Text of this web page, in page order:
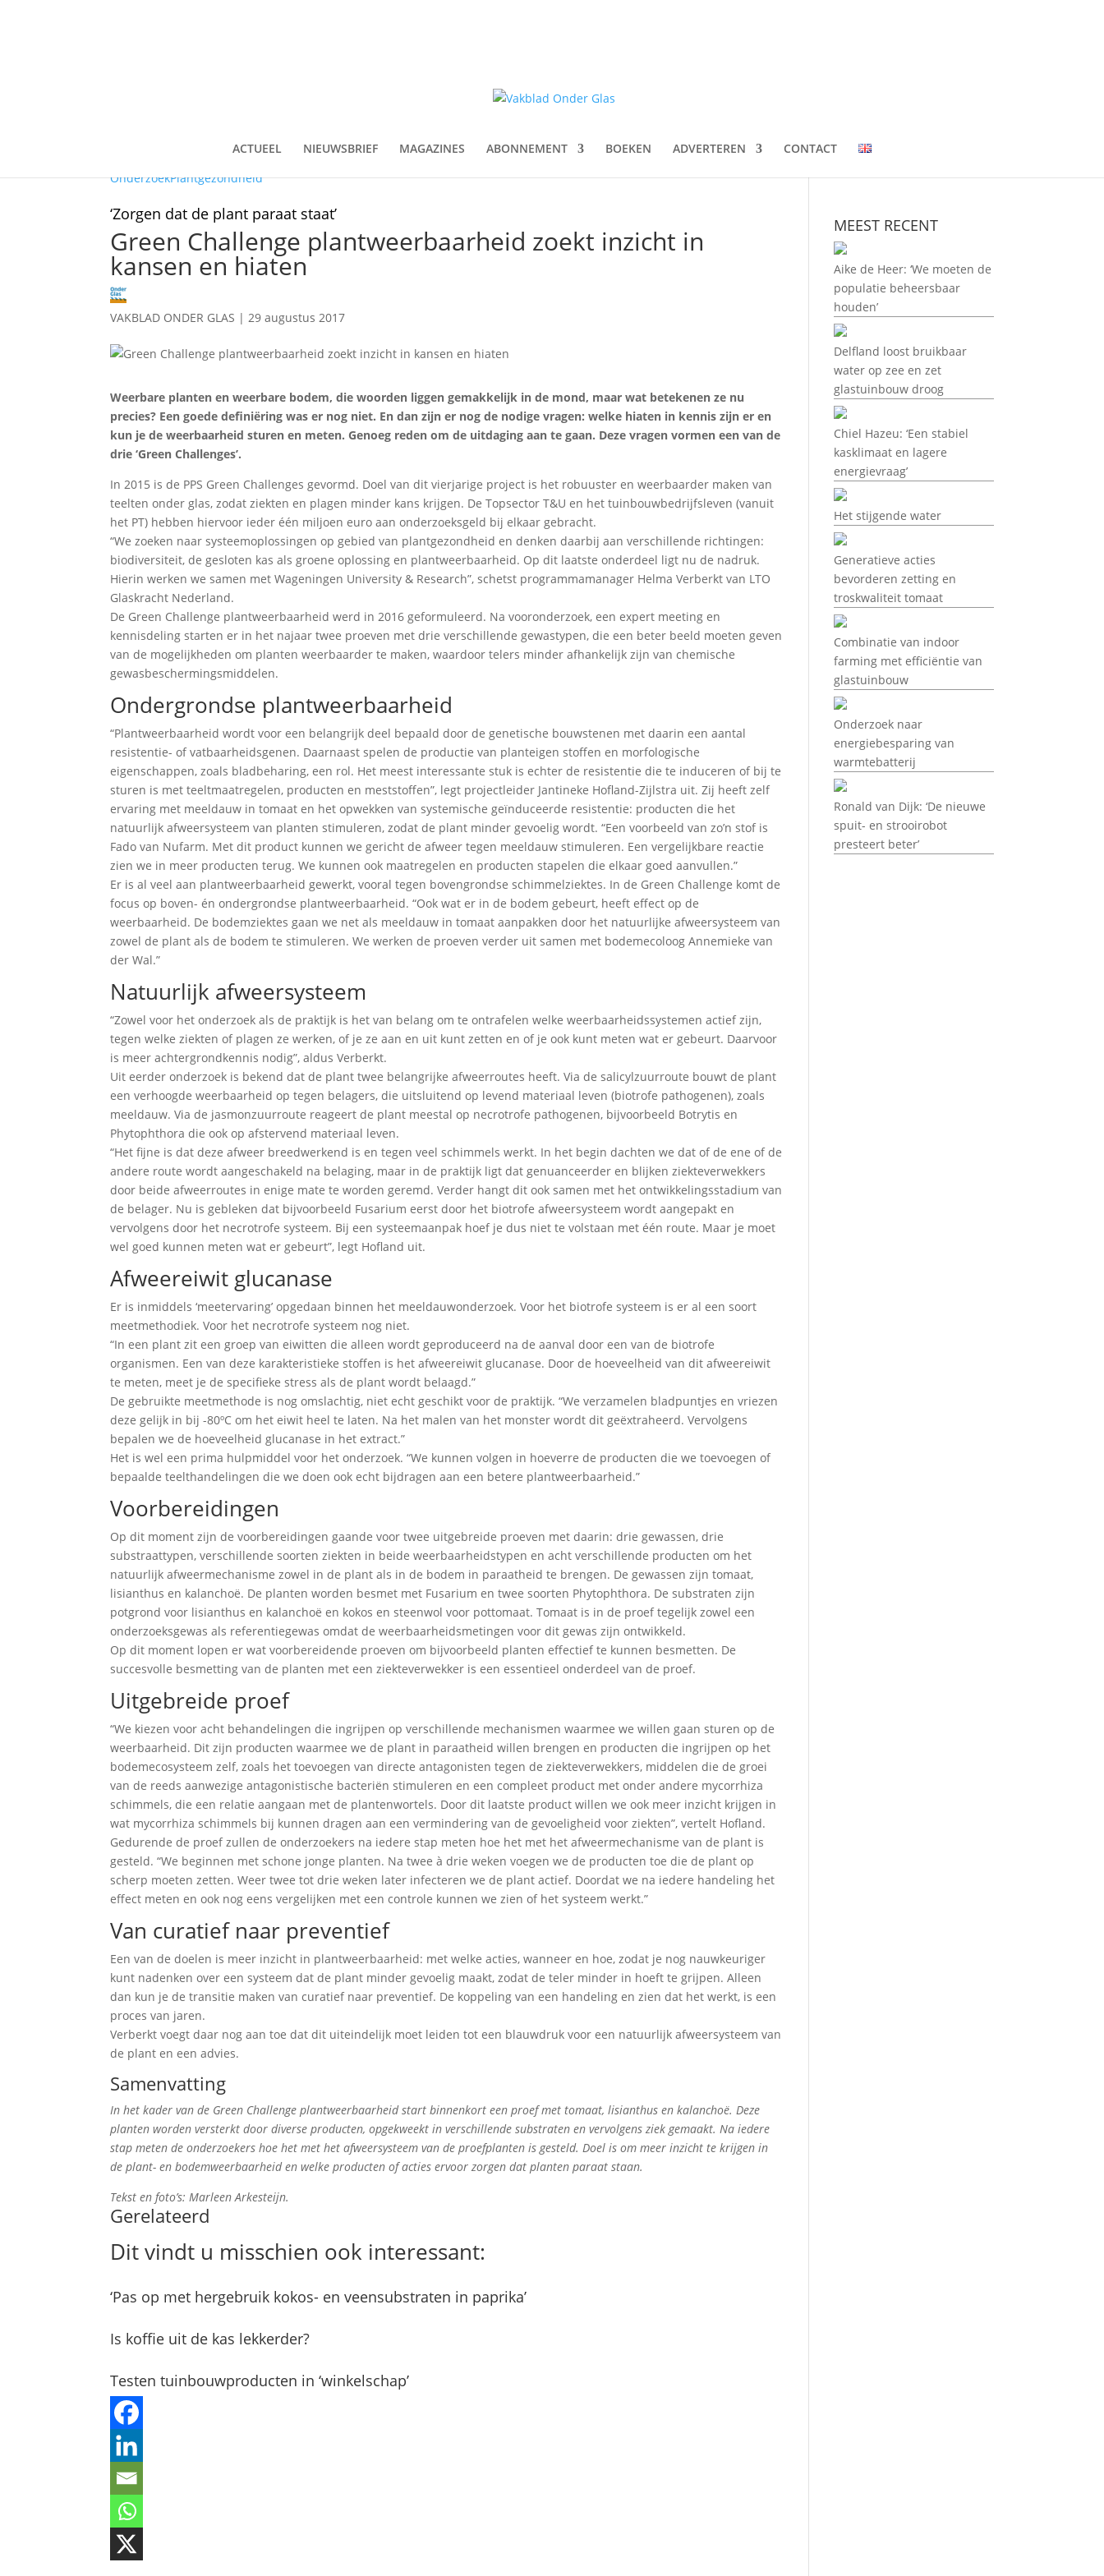
ACTUEEL NIEUWSBRIEF MAGAZINES ABONNEMENT BOEKEN ADVERTEREN
CONTACT
OnderzoekPlantgezondheid
‘Zorgen dat de plant paraat staat’
Green Challenge plantweerbaarheid zoekt inzicht in
kansen en hiaten
VAKBLAD ONDER GLAS |29 augustus 2017
Weerbare planten en weerbare bodem, die woorden liggen gemakkelijk in de mond, maar wat betekenen ze nu
precies? Een goede definiëring was er nog niet. En dan zijn er nog de nodige vragen: welke hiaten in kennis zijn er en
kun je de weerbaarheid sturen en meten. Genoeg reden om de uitdaging aan te gaan. Deze vragen vormen een van de
drie ‘Green Challenges’.
In 2015 is de PPS Green Challenges gevormd. Doel van dit vierjarige project is het robuuster en weerbaarder maken van
teelten onder glas, zodat ziekten en plagen minder kans krijgen. De Topsector T&U en het tuinbouwbedrijfsleven (vanuit
het PT) hebben hiervoor ieder één miljoen euro aan onderzoeksgeld bij elkaar gebracht.
“We zoeken naar systeemoplossingen op gebied van plantgezondheid en denken daarbij aan verschillende richtingen:
biodiversiteit, de gesloten kas als groene oplossing en plantweerbaarheid. Op dit laatste onderdeel ligt nu de nadruk.
Hierin werken we samen met Wageningen University & Research”, schetst programmamanager Helma Verberkt van LTO
Glaskracht Nederland.
De Green Challenge plantweerbaarheid werd in 2016 geformuleerd. Na vooronderzoek, een expert meeting en
kennisdeling starten er in het najaar twee proeven met drie verschillende gewastypen, die een beter beeld moeten geven
van de mogelijkheden om planten weerbaarder te maken, waardoor telers minder afhankelijk zijn van chemische
gewasbeschermingsmiddelen.
Ondergrondse plantweerbaarheid
“Plantweerbaarheid wordt voor een belangrijk deel bepaald door de genetische bouwstenen met daarin een aantal
resistentie- of vatbaarheidsgenen. Daarnaast spelen de productie van planteigen stoffen en morfologische
eigenschappen, zoals bladbeharing, een rol. Het meest interessante stuk is echter de resistentie die te induceren of bij te
sturen is met teeltmaatregelen, producten en meststoffen”, legt projectleider Jantineke Hofland-Zijlstra uit. Zij heeft zelf
ervaring met meeldauw in tomaat en het opwekken van systemische geïnduceerde resistentie: producten die het
natuurlijk afweersysteem van planten stimuleren, zodat de plant minder gevoelig wordt. “Een voorbeeld van zo’n stof is
Fado van Nufarm. Met dit product kunnen we gericht de afweer tegen meeldauw stimuleren. Een vergelijkbare reactie
zien we in meer producten terug. We kunnen ook maatregelen en producten stapelen die elkaar goed aanvullen.”
Er is al veel aan plantweerbaarheid gewerkt, vooral tegen bovengrondse schimmelziektes. In de Green Challenge komt de
focus op boven- én ondergrondse plantweerbaarheid. “Ook wat er in de bodem gebeurt, heeft effect op de
weerbaarheid. De bodemziektes gaan we net als meeldauw in tomaat aanpakken door het natuurlijke afweersysteem van
zowel de plant als de bodem te stimuleren. We werken de proeven verder uit samen met bodemecoloog Annemieke van
der Wal.”
Natuurlijk afweersysteem
“Zowel voor het onderzoek als de praktijk is het van belang om te ontrafelen welke weerbaarheidssystemen actief zijn,
tegen welke ziekten of plagen ze werken, of je ze aan en uit kunt zetten en of je ook kunt meten wat er gebeurt. Daarvoor
is meer achtergrondkennis nodig”, aldus Verberkt.
Uit eerder onderzoek is bekend dat de plant twee belangrijke afweerroutes heeft. Via de salicylzuurroute bouwt de plant
een verhoogde weerbaarheid op tegen belagers, die uitsluitend op levend materiaal leven (biotrofe pathogenen), zoals
meeldauw. Via de jasmonzuurroute reageert de plant meestal op necrotrofe pathogenen, bijvoorbeeld Botrytis en
Phytophthora die ook op afstervend materiaal leven.
“Het fijne is dat deze afweer breedwerkend is en tegen veel schimmels werkt. In het begin dachten we dat of de ene of de
andere route wordt aangeschakeld na belaging, maar in de praktijk ligt dat genuanceerder en blijken ziekteverwekkers
door beide afweerroutes in enige mate te worden geremd. Verder hangt dit ook samen met het ontwikkelingsstadium van
de belager. Nu is gebleken dat bijvoorbeeld Fusarium eerst door het biotrofe afweersysteem wordt aangepakt en
vervolgens door het necrotrofe systeem. Bij een systeemaanpak hoef je dus niet te volstaan met één route. Maar je moet
wel goed kunnen meten wat er gebeurt”, legt Hofland uit.
Afweereiwit glucanase
Er is inmiddels ‘meetervaring’ opgedaan binnen het meeldauwonderzoek. Voor het biotrofe systeem is er al een soort
meetmethodiek. Voor het necrotrofe systeem nog niet.
“In een plant zit een groep van eiwitten die alleen wordt geproduceerd na de aanval door een van de biotrofe
organismen. Een van deze karakteristieke stoffen is het afweereiwit glucanase. Door de hoeveelheid van dit afweereiwit
te meten, meet je de specifieke stress als de plant wordt belaagd.”
De gebruikte meetmethode is nog omslachtig, niet echt geschikt voor de praktijk. “We verzamelen bladpuntjes en vriezen
deze gelijk in bij -80ºC om het eiwit heel te laten. Na het malen van het monster wordt dit geëxtraheerd. Vervolgens
bepalen we de hoeveelheid glucanase in het extract.”
Het is wel een prima hulpmiddel voor het onderzoek. “We kunnen volgen in hoeverre de producten die we toevoegen of
bepaalde teelthandelingen die we doen ook echt bijdragen aan een betere plantweerbaarheid.”
Voorbereidingen
Op dit moment zijn de voorbereidingen gaande voor twee uitgebreide proeven met daarin: drie gewassen, drie
substraattypen, verschillende soorten ziekten in beide weerbaarheidstypen en acht verschillende producten om het
natuurlijk afweermechanisme zowel in de plant als in de bodem in paraatheid te brengen. De gewassen zijn tomaat,
lisianthus en kalanchoë. De planten worden besmet met Fusarium en twee soorten Phytophthora. De substraten zijn
potgrond voor lisianthus en kalanchoë en kokos en steenwol voor pottomaat. Tomaat is in de proef tegelijk zowel een
onderzoeksgewas als referentiegewas omdat de weerbaarheidsmetingen voor dit gewas zijn ontwikkeld.
Op dit moment lopen er wat voorbereidende proeven om bijvoorbeeld planten effectief te kunnen besmetten. De
succesvolle besmetting van de planten met een ziekteverwekker is een essentieel onderdeel van de proef.
Uitgebreide proef
“We kiezen voor acht behandelingen die ingrijpen op verschillende mechanismen waarmee we willen gaan sturen op de
weerbaarheid. Dit zijn producten waarmee we de plant in paraatheid willen brengen en producten die ingrijpen op het
bodemecosysteem zelf, zoals het toevoegen van directe antagonisten tegen de ziekteverwekkers, middelen die de groei
van de reeds aanwezige antagonistische bacteriën stimuleren en een compleet product met onder andere mycorrhiza
schimmels, die een relatie aangaan met de plantenwortels. Door dit laatste product willen we ook meer inzicht krijgen in
wat mycorrhiza schimmels bij kunnen dragen aan een vermindering van de gevoeligheid voor ziekten”, vertelt Hofland.
Gedurende de proef zullen de onderzoekers na iedere stap meten hoe het met het afweermechanisme van de plant is
gesteld. “We beginnen met schone jonge planten. Na twee à drie weken voegen we de producten toe die de plant op
scherp moeten zetten. Weer twee tot drie weken later infecteren we de plant actief. Doordat we na iedere handeling het
effect meten en ook nog eens vergelijken met een controle kunnen we zien of het systeem werkt.”
Van curatief naar preventief
Een van de doelen is meer inzicht in plantweerbaarheid: met welke acties, wanneer en hoe, zodat je nog nauwkeuriger
kunt nadenken over een systeem dat de plant minder gevoelig maakt, zodat de teler minder in hoeft te grijpen. Alleen
dan kun je de transitie maken van curatief naar preventief. De koppeling van een handeling en zien dat het werkt, is een
proces van jaren.
Verberkt voegt daar nog aan toe dat dit uiteindelijk moet leiden tot een blauwdruk voor een natuurlijk afweersysteem van
de plant en een advies.
Samenvatting
In het kader van de Green Challenge plantweerbaarheid start binnenkort een proef met tomaat, lisianthus en kalanchoë. Deze
planten worden versterkt door diverse producten, opgekweekt in verschillende substraten en vervolgens ziek gemaakt. Na iedere
stap meten de onderzoekers hoe het met het afweersysteem van de proefplanten is gesteld. Doel is om meer inzicht te krijgen in
de plant- en bodemweerbaarheid en welke producten of acties ervoor zorgen dat planten paraat staan.
Tekst en foto’s: Marleen Arkesteijn.
Gerelateerd
Dit vindt u misschien ook interessant:
‘Pas op met hergebruik kokos- en veensubstraten in paprika’
Is koffie uit de kas lekkerder?
Testen tuinbouwproducten in ‘winkelschap’
MEEST RECENT
Aike de Heer: ‘We moeten de
populatie beheersbaar
houden’
Delfland loost bruikbaar
water op zee en zet
glastuinbouw droog
Chiel Hazeu: ‘Een stabiel
kasklimaat en lagere
energievraag’
Het stijgende water
Generatieve acties
bevorderen zetting en
troskwaliteit tomaat
Combinatie van indoor
farming met efficiëntie van
glastuinbouw
Onderzoek naar
energiebesparing van
warmtebatterij
Ronald van Dijk: ‘De nieuwe
spuit- en strooirobot
presteert beter’